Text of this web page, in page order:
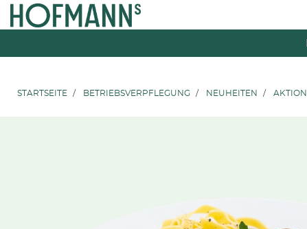
Zum
Inhalt
Zum
Navigationsmenü
STARTSEITE BETRIEBSVERPFLEGUNG NEUHEITEN AKTION